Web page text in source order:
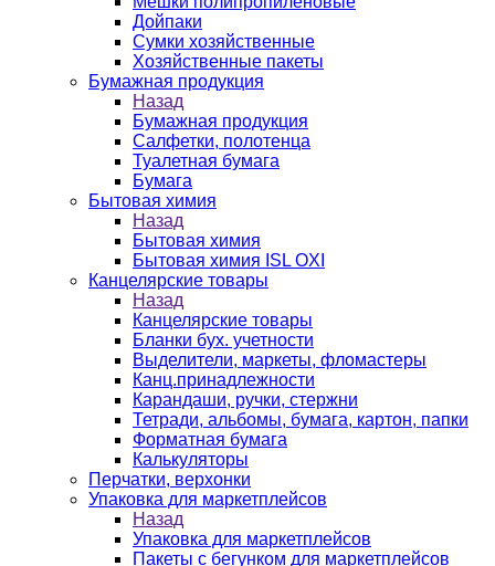
Дойпаки
Сумки хозяйственные
Хозяйственные пакеты
Бумажная продукция
Назад
Бумажная продукция
Салфетки, полотенца
Туалетная бумага
Бумага
Бытовая химия
Назад
Бытовая химия
Бытовая химия ISL OXI
Канцелярские товары
Назад
Канцелярские товары
Бланки бух. учетности
Выделители, маркеты, фломастеры
Канц.принадлежности
Карандаши, ручки, стержни
Тетради, альбомы, бумага, картон, папки
Форматная бумага
Калькуляторы
Перчатки, верхонки
Упаковка для маркетплейсов
Назад
Упаковка для маркетплейсов
Пакеты с бегунком для маркетплейсов